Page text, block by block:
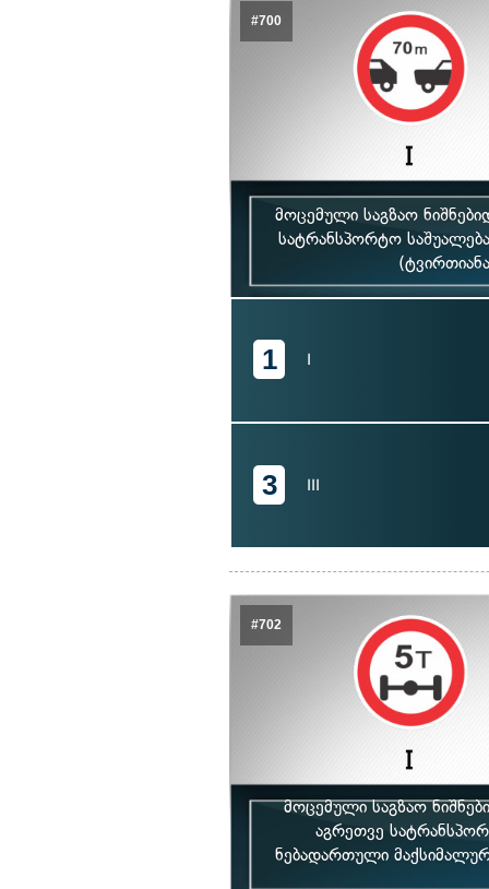
#700
მოცემული საგზაო
სატრანსპორტო
1 I
3 III
#702
მოცემული საგზაო
აგრეთვე
ნებადართული